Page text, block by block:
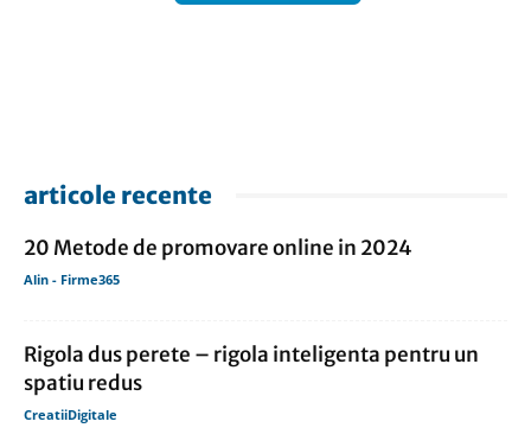
articole recente
20 Metode de promovare online in 2024
Alin - Firme365
Rigola dus perete – rigola inteligenta pentru un
spatiu redus
CreatiiDigitale